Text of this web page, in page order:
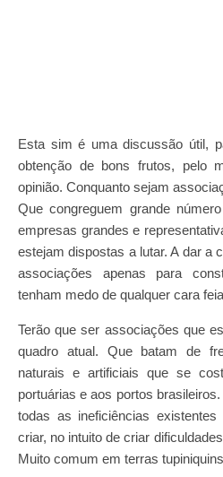
Esta sim é uma discussão útil,
obtenção de bons frutos, pelo
opinião. Conquanto sejam
Que congreguem grande
empresas grandes e
estejam dispostas a lutar. A dar a
associações apenas para
tenham medo de qualquer cara
Terão que ser associações que
quadro atual. Que batam de
naturais e artificiais que se
portuárias e aos portos
todas as ineficiências
criar, no intuito de criar
Muito comum em terras